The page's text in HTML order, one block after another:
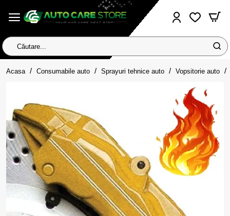
Căutare...
Acasa homeConsumabile auto Sprayuri tehnice auto Vopsitorie auto